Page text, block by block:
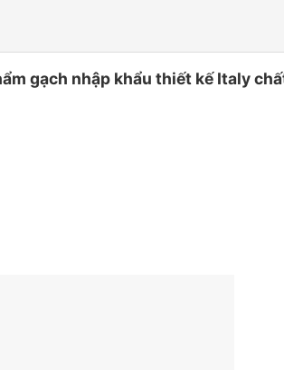
gạch nhập khẩu thiết kế Italy